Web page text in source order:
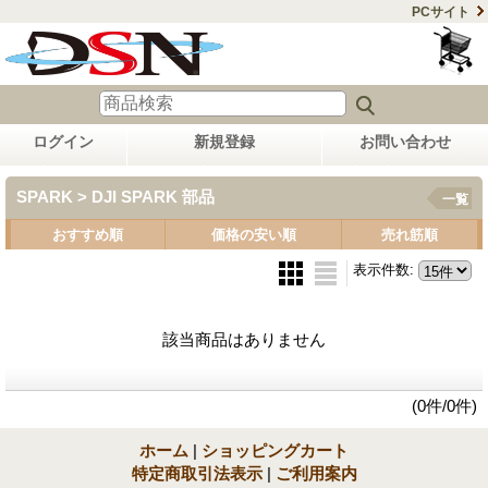
PCサイト
ログイン 新規登録 お問い合わせ
SPARK > DJI SPARK 部品 一覧
おすすめ順 価格の安い順 売れ筋順
表示件数:
該当商品はありません
(0件/0件)
ホーム | ショッピングカート
特定商取引法表示 | ご利用案内